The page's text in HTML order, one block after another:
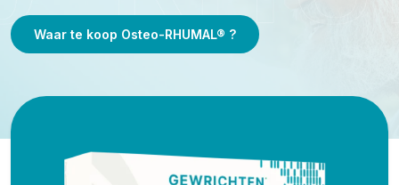
Waar te koop Osteo-RHUMAL® ?